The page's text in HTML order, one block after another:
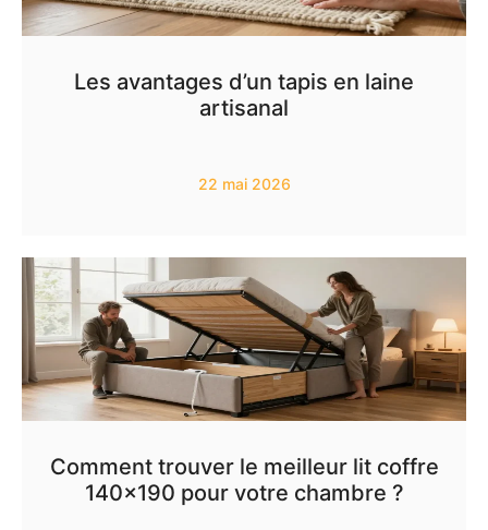
Les avantages d’un tapis en laine
artisanal
22 mai 2026
Comment trouver le meilleur lit coffre
140×190 pour votre chambre ?